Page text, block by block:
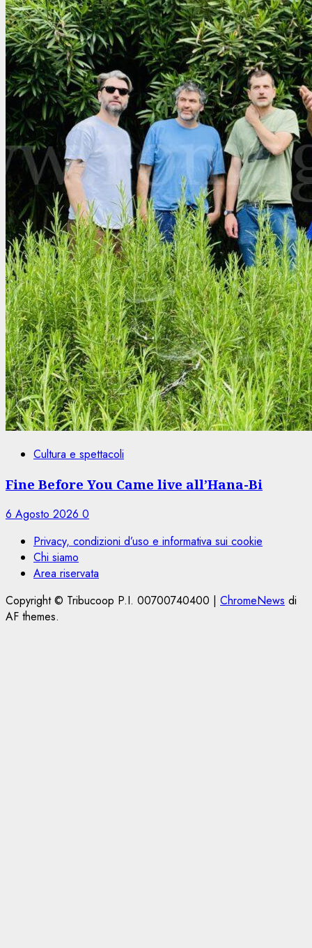
Cultura e spettacoli
Fine Before You Came live all’Hana-Bi
6 Agosto 2026 0
Privacy, condizioni d’uso e informativa sui cookie
Chi siamo
Area riservata
Copyright © Tribucoop P.I. 00700740400 | ChromeNews di
AF themes.